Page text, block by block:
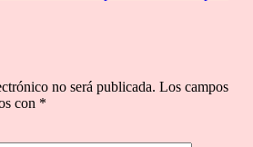
no será publicada. Los campos
con *